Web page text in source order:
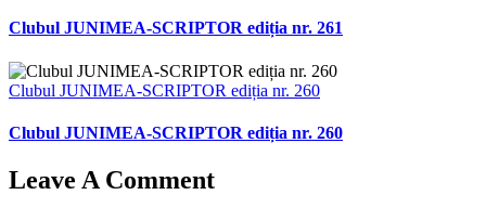
Clubul JUNIMEA-SCRIPTOR ediția nr. 261
Clubul JUNIMEA-SCRIPTOR ediția nr. 260
Clubul JUNIMEA-SCRIPTOR ediția nr. 260
Leave A Comment